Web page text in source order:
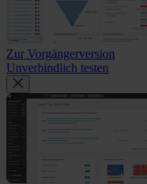
Zur Vorgängerversion
Unverbindlich testen